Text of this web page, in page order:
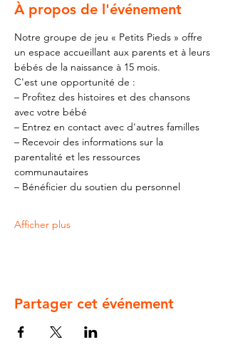
À propos de l'événement
Notre groupe de jeu « Petits Pieds » offre
un espace accueillant aux parents et à leurs
bébés de la naissance à 15 mois.
C'est une opportunité de :
– Profitez des histoires et des chansons
avec votre bébé
– Entrez en contact avec d'autres familles
– Recevoir des informations sur la
parentalité et les ressources
communautaires
– Bénéficier du soutien du personnel
Afficher plus
Partager cet événement